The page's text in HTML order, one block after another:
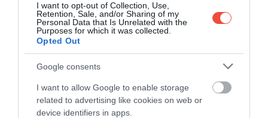
I want to opt-out of Collection, Use,
Retention, Sale, and/or Sharing of my
Personal Data that Is Unrelated with the
Purposes for which it was collected.
Opted Out
Google consents
I want to allow Google to enable storage
related to advertising like cookies on web or
device identifiers in apps.